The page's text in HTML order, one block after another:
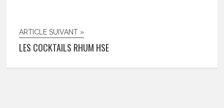
ARTICLE SUIVANT »
LES COCKTAILS RHUM HSE